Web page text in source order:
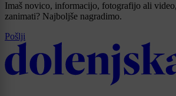
Imaš novico, informacijo, fotografijo ali
zanimati? Najboljše nagradimo.
Pošlji